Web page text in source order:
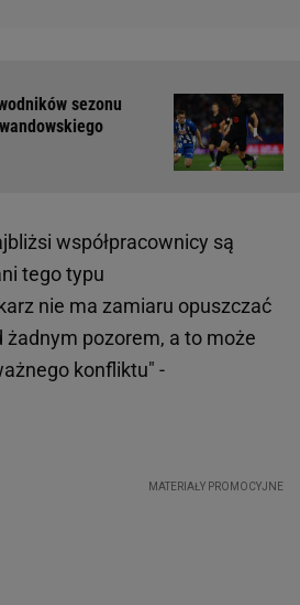
sezonu
współpracownicy są
tego typu
nie ma zamiaru opuszczać
żadnym pozorem, a to może
konfliktu" -